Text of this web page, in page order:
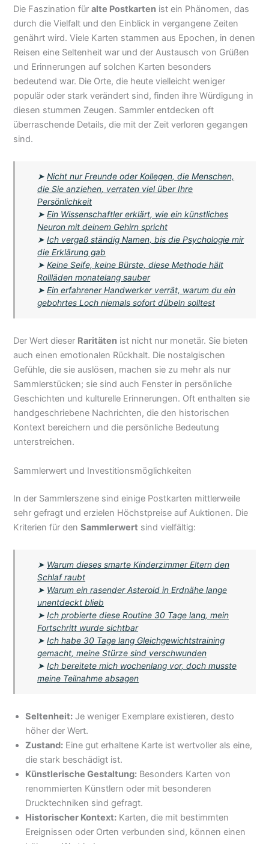
Die Faszination füralte Postkarten ist ein Phänomen, das
durch die Vielfalt und den Einblick in vergangene Zeiten
genährt wird. Viele Karten stammen aus Epochen, in denen
Reisen eine Seltenheit war und der Austausch von Grüßen
und Erinnerungen auf solchen Karten besonders
bedeutend war. Die Orte, die heute vielleicht weniger
populär oder stark verändert sind, finden ihre Würdigung in
diesen stummen Zeugen. Sammler entdecken oft
überraschende Details, die mit der Zeit verloren gegangen
sind.
➤Nicht nur Freunde oder Kollegen, die Menschen,
die Sie anziehen, verraten viel über Ihre
Persönlichkeit
➤Ein Wissenschaftler erklärt, wie ein künstliches
Neuron mit deinem Gehirn spricht
➤Ich vergaß ständig Namen, bis die Psychologie mir
die Erklärung gab
➤Keine Seife, keine Bürste, diese Methode hält
Rollläden monatelang sauber
➤Ein erfahrener Handwerker verrät, warum du ein
gebohrtes Loch niemals sofort dübeln solltest
Der Wert dieser Raritäten ist nicht nur monetär. Sie bieten
auch einen emotionalen Rückhalt. Die nostalgischen
Gefühle, die sie auslösen, machen sie zu mehr als nur
Sammlerstücken; sie sind auch Fenster in persönliche
Geschichten und kulturelle Erinnerungen. Oft enthalten sie
handgeschriebene Nachrichten, die den historischen
Kontext bereichern und die persönliche Bedeutung
unterstreichen.
Sammlerwert und Investitionsmöglichkeiten
In der Sammlerszene sind einige Postkarten mittlerweile
sehr gefragt und erzielen Höchstpreise auf Auktionen. Die
Kriterien für denSammlerwert sind vielfältig:
➤ Warum dieses smarte Kinderzimmer Eltern den
Schlaf raubt
➤ Warum ein rasender Asteroid in Erdnähe lange
unentdeckt blieb
➤Ich probierte diese Routine 30 Tage lang, mein
Fortschritt wurde sichtbar
➤Ich habe 30 Tage lang Gleichgewichtstraining
gemacht, meine Stürze sind verschwunden
➤Ich bereitete mich wochenlang vor, doch musste
meine Teilnahme absagen
Seltenheit: Je weniger Exemplare existieren, desto
höher der Wert.
Zustand: Eine gut erhaltene Karte ist wertvoller als eine,
die stark beschädigt ist.
Künstlerische Gestaltung: Besonders Karten von
renommierten Künstlern oder mit besonderen
Drucktechniken sind gefragt.
Historischer Kontext: Karten, die mit bestimmten
Ereignissen oder Orten verbunden sind, können einen